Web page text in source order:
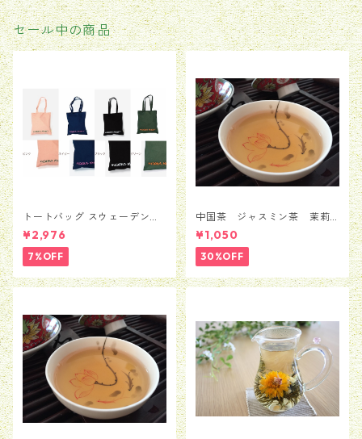
セール中の商品
トートバッグ スウェーデン
Moderna Museet モデルナ 美
術館 ストックホルム メン
ズ レディース 男女兼用
並行輸入品 送料無料 カバン
バッグ BAG かばん
¥2,976
7%OFF
中国茶 ジャスミン茶 茉莉
花茶 銀毫インハオウ 50
ｇ
¥1,050
30%OFF